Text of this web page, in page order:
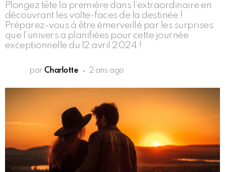
Plongez tête la première dans l’extraordinaire en
découvrant les volte-faces de la destinée !
Préparez-vous à être émerveillé par les surprises
que l’univers a planifiées pour cette journée
exceptionnelle du 12 avril 2024 !
par Charlotte 2 ans ago